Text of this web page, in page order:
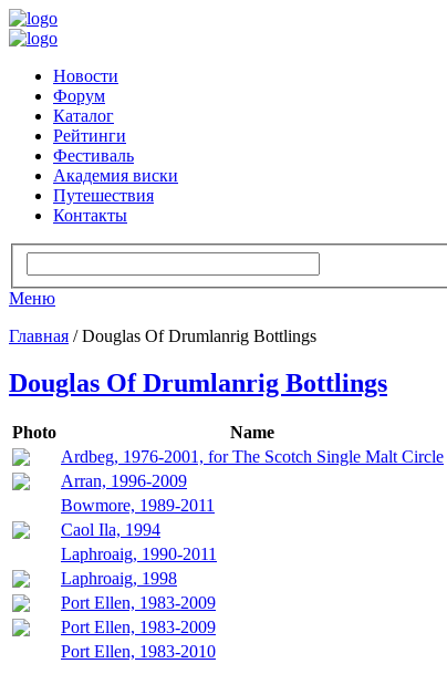
Новости
Форум
Каталог
Рейтинги
Фестиваль
Академия виски
Путешествия
Контакты
Меню
Главная / Douglas Of Drumlanrig Bottlings
Douglas Of Drumlanrig Bottlings
Photo Name
Ardbeg, 1976-2001, for The Scotch Single Malt Circle
Arran, 1996-2009
Bowmore, 1989-2011
Caol Ila, 1994
Laphroaig, 1990-2011
Laphroaig, 1998
Port Ellen, 1983-2009
Port Ellen, 1983-2009
Port Ellen, 1983-2010